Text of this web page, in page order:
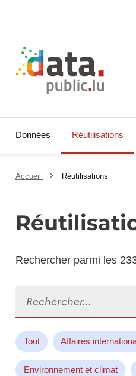
Données Réutilisations
Accueil Réutilisations
Rechercher parmi les
Tout Affaires
Environnement et climat